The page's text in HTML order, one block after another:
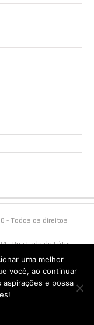
- Todos os direitos
- Rua Lado do Lótus,
Coroas - RS -
uma melhor
você, ao continuar
aspirações e possa